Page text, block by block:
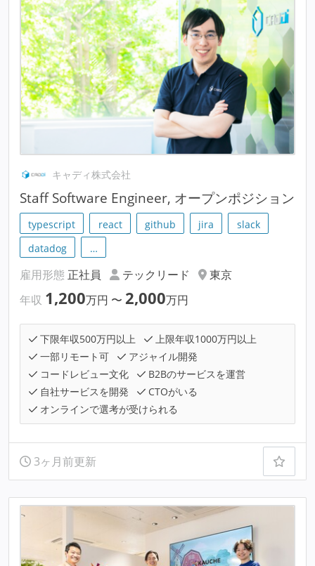
キャディ株式会社
Staff Software Engineer, オープンポジション
typescript react github jira
slack
datadog
…
雇用形態 正社員 テックリード
東京
年収 1,200万円 〜 2,000万円
下限年収500万円以上
上限年収1000万円以上
一部リモート可
アジャイル開発
コードレビュー文化
B2Bのサービスを運営
自社サービスを開発
CTOがいる
オンラインで選考が受けられる
3ヶ月前更新